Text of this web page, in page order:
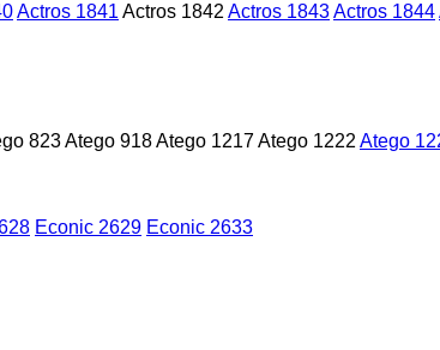
Actros 1841 Actros 1842 Actros 1843Actros 1844
823Atego 918Atego 1217Atego 1222 Atego
Econic 2629 Econic 2633